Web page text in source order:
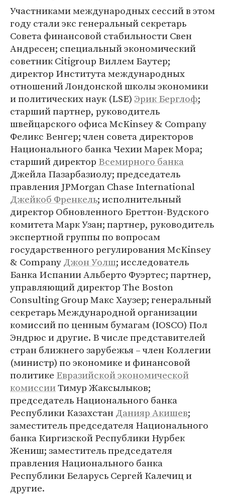
Участниками международных сессий в этом
году стали экс генеральный секретарь
Совета финансовой стабильности Свен
Андресен; специальный экономический
советник Citigroup Виллем Баутер;
директор Института международных
отношений Лондонской школы экономики
и политических наук (LSE) Эрик Берглоф;
старший партнер, руководитель
швейцарского офиса McKinsey & Company
Феликс Венгер; член совета директоров
Национального банка Чехии Марек Мора;
старший директор Всемирного банка
Джейла Пазарбазиолу; председатель
правления JPMorgan Chase International
Джейкоб Френкель; исполнительный
директор Обновленного Бреттон-Вудского
комитета Марк Узан; партнер, руководитель
экспертной группы по вопросам
государственного регулирования McKinsey
& CompanyДжон Уолш; исследователь
Банка Испании Альберто Фуэртес; партнер,
управляющий директор The Boston
Consulting Group Макс Хаузер; генеральный
секретарь Международной организации
комиссий по ценным бумагам (IOSCO) Пол
Эндрюс и другие. В числе представителей
стран ближнего зарубежья – член Коллегии
(министр) по экономике и финансовой
политике Евразийской экономической
комиссииТимур Жаксылыков;
председатель Национального банка
Республики КазахстанДанияр Акишев;
заместитель председателя Национального
банка Киргизской Республики Нурбек
Жениш; заместитель председателя
правления Национального банка
Республики Беларусь Сергей Калечиц и
другие.